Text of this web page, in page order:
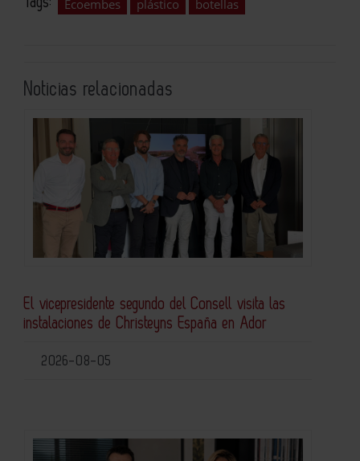
Ecoembes plástico botellas
Noticias relacionadas
El vicepresidente segundo del Consell visita las
instalaciones de Christeyns España en Ador
2026-08-05